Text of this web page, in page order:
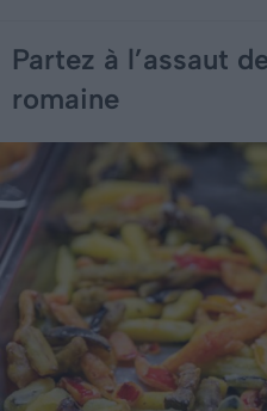
Partez à l’assaut
romaine